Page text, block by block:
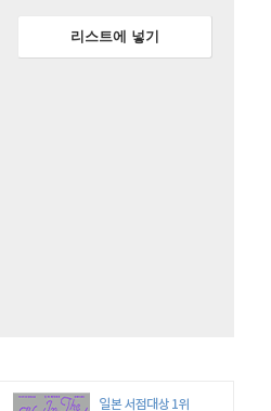
리스트에 넣기